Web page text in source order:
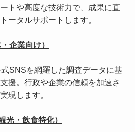
トや高度な技術力で、成果に直
ータルサポートします。
企業向け）
SNSを網羅した調査データに基
援。行政や企業の信頼を加速さ
現します。
光・飲食特化）